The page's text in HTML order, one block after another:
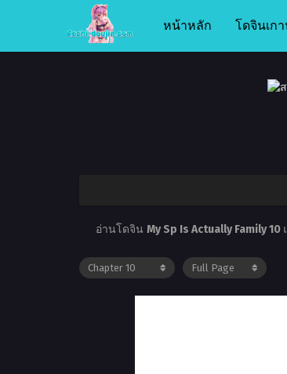
หน้าหลัก โดจินเก
อ่านโดจิน My Sp Is Actually Family 10